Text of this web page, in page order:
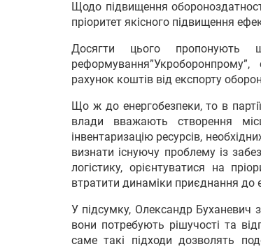
Щодо підвищення
пріоритет якісного підвищення
Досягти цього пропонують
рахунок коштів від експорту
Що ж до енергобезпеки, то в
влади вважають створення
інвентаризацію ресурсів,
визнати існуючу проблему із
логістику, орієнтуватися на
втратити динаміки приєднання до
У підсумку, Олександр Буханевич
вони потребують рішучості та
саме такі підходи дозволять